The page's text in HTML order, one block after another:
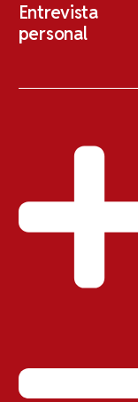
Entrevista
personal